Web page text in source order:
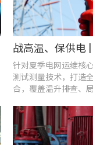
针对夏季电网运维核
测试测量技术，打造
合，覆盖温升排查、